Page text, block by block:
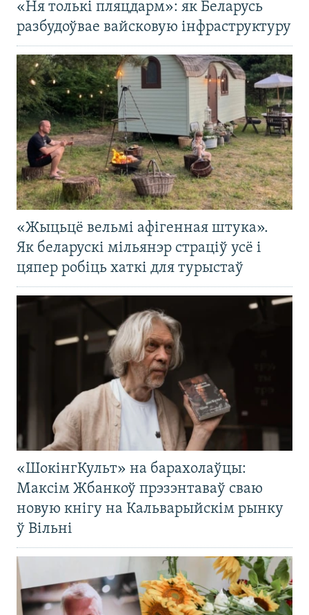
«Ня толькі пляцдарм»: як Беларусь
разбудоўвае вайсковую інфраструктуру
«Жыцьцё вельмі афігенная штука».
Як беларускі мільянэр страціў усё і
цяпер робіць хаткі для турыстаў
«ШокінгКульт» на барахолаўцы:
Максім Жбанкоў прэзэнтаваў сваю
новую кнігу на Кальварыйскім рынку
ў Вільні